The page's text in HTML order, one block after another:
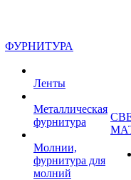
ФУРНИТУРА
Ленты
Металлическая
фурнитура
Молнии,
фурнитура для
молний